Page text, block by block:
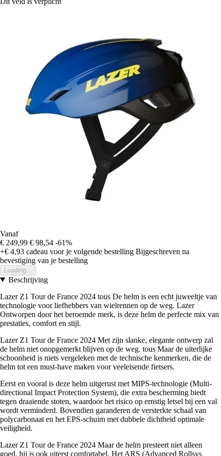
Vanaf
€ 249,99 € 98,54 -61%
+€ 4,93 cadeau voor je volgende bestelling Bijgeschreven na
bevestiging van je bestelling
Loading...
Beschrijving
Lazer Z1 Tour de France 2024 tous De helm is een echt juweeltje van
technologie voor liefhebbers van wielrennen op de weg. Lazer
Ontworpen door het beroemde merk, is deze helm de perfecte mix van
prestaties, comfort en stijl.
Lazer Z1 Tour de France 2024 Met zijn slanke, elegante ontwerp zal
de helm niet onopgemerkt blijven op de weg. tous Maar de uiterlijke
schoonheid is niets vergeleken met de technische kenmerken, die de
helm tot een must-have maken voor veeleisende fietsers.
Eerst en vooral is deze helm uitgerust met MIPS-technologie (Multi-
directional Impact Protection System), die extra bescherming biedt
tegen draaiende stoten, waardoor het risico op ernstig letsel bij een val
wordt verminderd. Bovendien garanderen de versterkte schaal van
polycarbonaat en het EPS-schuim met dubbele dichtheid optimale
veiligheid.
Lazer Z1 Tour de France 2024 Maar de helm presteert niet alleen
goed, hij is ook uiterst comfortabel. Het ARS (Advanced Rollsys